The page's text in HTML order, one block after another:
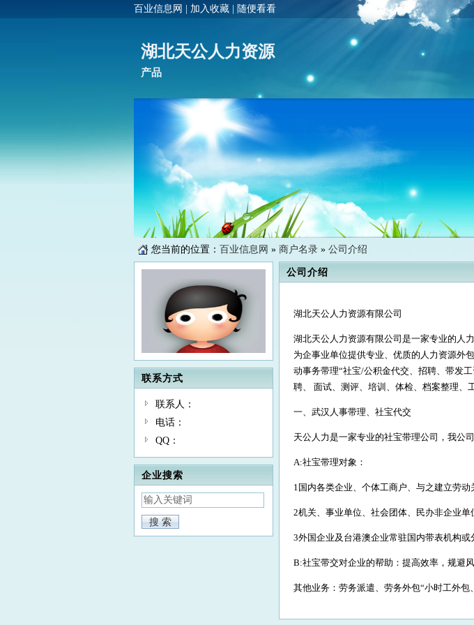
百业信息网 加入收藏 随便看看
湖北天公人力资源
产品
您当前的位置： 百业信息网 » 商户名录 » 公司介绍
联系方式
联系人：
电话：
QQ：
企业搜索
公司介绍
湖北天公人力资源有限公司
湖北天公人力资源有限公司是一家专业的人
为企事业单位提供专业、优质的人力资源外
动事务带理“社宝/公积金代交、招聘、带发
聘、 面试、测评、培训、体检、档案整理、
一、武汉人事带理、社宝代交
天公人力是一家专业的社宝带理公司，我公
A:社宝带理对象：
1国内各类企业、个体工商户、与之建立劳动
2机关、事业单位、社会团体、民办非企业单
3外国企业及台港澳企业常驻国内带表机构或
B:社宝带交对企业的帮助：提高效率，规避
其他业务：劳务派遣、劳务外包“小时工外